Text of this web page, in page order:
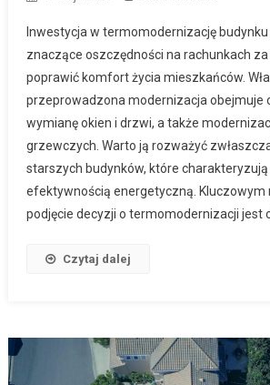
Inwestycja w termomodernizację
znaczące oszczędności na rachunkach
poprawić komfort życia mieszkańców.
przeprowadzona modernizacja obejmuje
wymianę okien i drzwi, a także
grzewczych. Warto ją rozważyć
starszych budynków, które charakteryzują
efektywnością energetyczną.
podjęcie decyzji o termomodernizacji jest
Czytaj dalej